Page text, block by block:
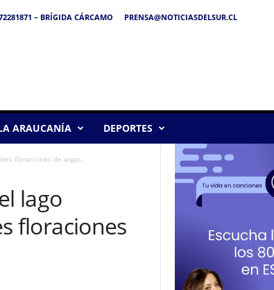
– BRÍGIDA CÁRCAMO
PRENSA@NOTICIASDELSUR.CL
ARAUCANÍA DEPORTES
floraciones de algas
lago
floraciones